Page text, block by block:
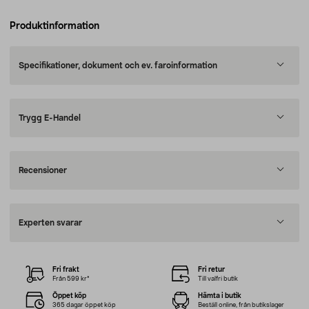
Produktinformation
Specifikationer, dokument och ev. faroinformation
Trygg E-Handel
Recensioner
Experten svarar
Fri frakt
Från 599 kr*
Fri retur
Till valfri butik
Öppet köp
365 dagar öppet köp
Hämta i butik
Beställ online, från butikslager